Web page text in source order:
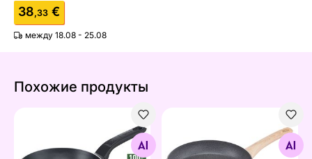
38,33 €
между 18.08 - 25.08
Похожие продукты
Сковорода Tefal Easy Clean Ø 20 см
Найдите похожие
Сковорода Tefal Natural
Найдите похожие